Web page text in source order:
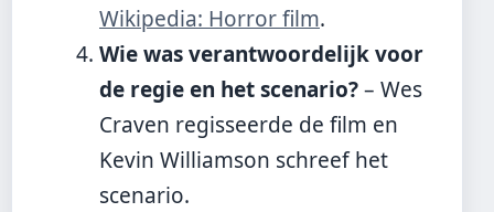
Wikipedia: Horror film.
Wie was verantwoordelijk voor
de regie en het scenario?– Wes
Craven regisseerde de film en
Kevin Williamson schreef het
scenario.